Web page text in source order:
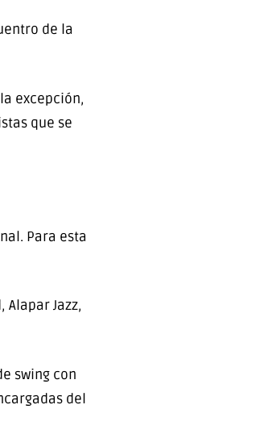
de la
excepción,
que se
Para esta
Jazz,
swing con
del